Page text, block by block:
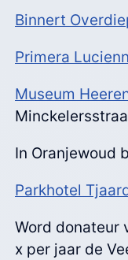
Binnert
Primera
Museum
In Oranjewoud
Parkhotel
Word donateur
x per jaar de